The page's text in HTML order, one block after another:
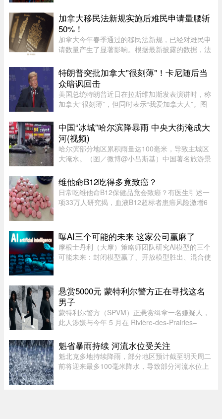
找回电脑。据Martin Picard介绍，被盗地点位于
Plateau-Mont-Royal区Duluth Es ...
加拿大移民法新规实施后难民申请量腰斩
50%！
加拿大今年春季通过的移民法新规，已经对难民申
请数量产生了显著影响。根据最新披露的数据，法
请，较去年同期的 2.78 万宗减少近一半。新法生
效，难民通道收紧今年 3 ...
特朗普突批加拿大"很刻薄"！卡尼随后当
众暗讽回击
美国总统特朗普近日在拉斯维加斯发表演讲时，称
加拿大“很刻薄”，但同时表示“我爱加拿大人”。图
Casino Resort Spa 发表演讲，宣传华盛顿的经济
议程。他在发言中谈到 ...
中国“冰城”哈尔滨降暴雨 中央大街淹成大
河(视频)
哈尔滨部分地区累积雨量达100毫米，导致主城区
大淹水。（图／微博@小吕斯基）中国著名旅游景
雨量达100毫米，导致主城区大淹水。游客最爱逛
的中央大街，也积水严重。民众 ...
维他命B12吃得多竟致癌？
日常吃维他命B12保健品竟会致癌？有医生引述一
项33万人研究揭，血液B12超标者患癌风险激增6
科医生陈欣湄在Facebook专页发文 ...
曝AI三个可能的未来 这家公司赢麻了
摩根士丹利（大摩）策略师团队研究AI模型的三个
可能未来：封闭模型赢了、开放模型胜出、混合使
布的分析研究，指出AI市场 ...
悬赏5000元 蒙特利尔警方正在寻找这名
男子
蒙特利尔警方（SPVM）正悬赏缉拿一名嫌疑人，
此人涉嫌与今年 5 月在 Rivière-des-Prairies–
关。警方呼吁公众协助确认嫌犯身份。据描述，嫌
犯为一名黑人男性，身高在 ...
魁省暴雨持续 河流水位受关注
魁北克多地持续降雨，部分地区预计截至明天周二
前将迎来最多100毫米降水，导致部分河流水位上